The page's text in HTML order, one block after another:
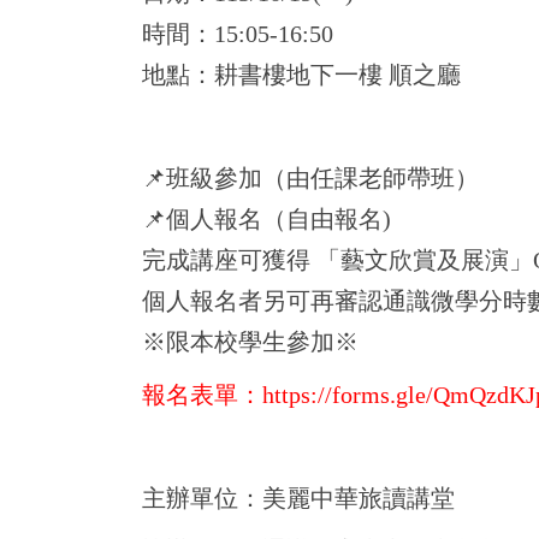
時間：15:05-16:50
地點：耕書樓地下一樓 順之廳
📌班級參加（由任課老師帶班）
📌個人報名（自由報名)
完成講座可獲得 「藝文欣賞及展演」
個人報名者另可再審認通識微學分時
※限本校學生參加※
報名表單： https://forms.gle/
主辦單位：美麗中華旅讀講堂